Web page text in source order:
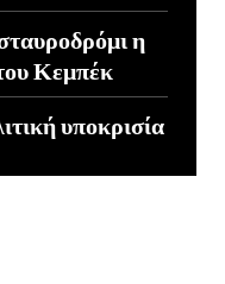
η
Κεμπέκ
υποκρισία